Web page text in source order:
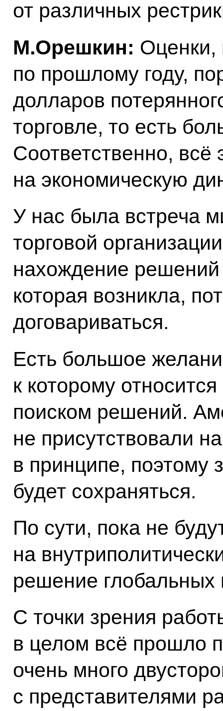
от различных
М.Орешкин: Оценки,
по прошлому году,
долларов
торговле, то есть
Соответственно, всё
на экономическую
У нас была встреча
торговой
нахождение решений
которая возникла,
договариваться.
Есть большое
к которому
поиском решений.
не присутствовали
в принципе, поэтому
будет сохраняться.
По сути, пока не
на
решение глобальных
С точки зрения
в целом всё прошло
очень много
с представителями